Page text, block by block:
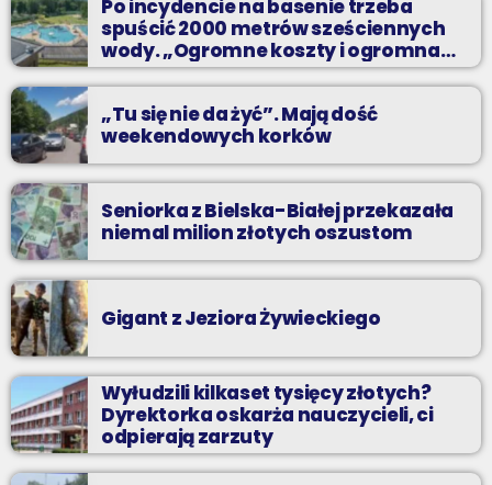
Po incydencie na basenie trzeba
spuścić 2000 metrów sześciennych
wody. „Ogromne koszty i ogromna
praca”
„Tu się nie da żyć”. Mają dość
weekendowych korków
Seniorka z Bielska-Białej przekazała
niemal milion złotych oszustom
Gigant z Jeziora Żywieckiego
Wyłudzili kilkaset tysięcy złotych?
Dyrektorka oskarża nauczycieli, ci
odpierają zarzuty